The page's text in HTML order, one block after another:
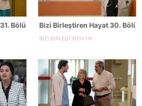
Bölüm Fotoğrafları
Bizi Birleştiren Hayat 30.
BİZİ BİRLEŞTİREN HAYAT